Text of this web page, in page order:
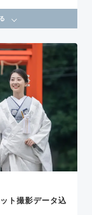
ト撮影データ込